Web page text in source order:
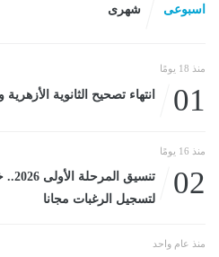
اسبوعى شهرى
منذ 18 يومًا
01 انتهاء تصحيح الثانوية
منذ 16 يومًا
02
لتسجيل الرغبات مجانا
منذ عام واحد